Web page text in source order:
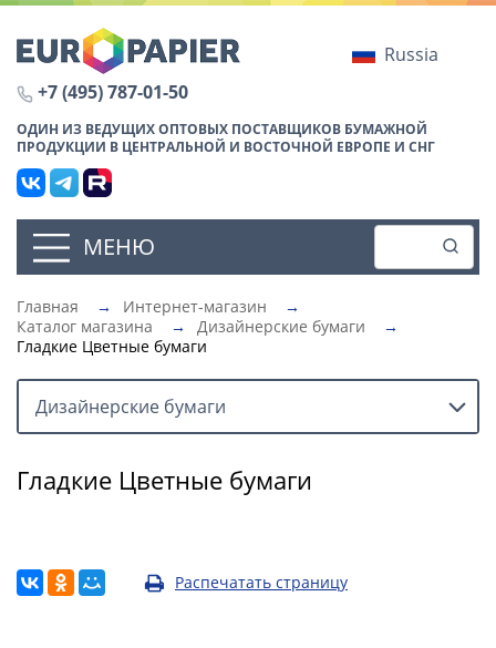
Russia
+7 (495) 787-01-50
ОДИН ИЗ ВЕДУЩИХ ОПТОВЫХ ПОСТАВЩИКОВ БУМАЖНОЙ
ПРОДУКЦИИ В ЦЕНТРАЛЬНОЙ И ВОСТОЧНОЙ ЕВРОПЕ И СНГ
МЕНЮ
Главная → Интернет-магазин
→
Каталог магазина
→ Дизайнерские бумаги
→
Гладкие Цветные бумаги
Дизайнерские бумаги
Гладкие Цветные бумаги
Распечатать страницу